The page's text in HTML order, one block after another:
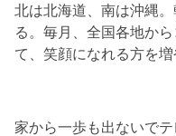
北は北海道、南は沖縄
る。毎月、全国各地か
て、笑顔になれる方を増
家から一歩も出ないで